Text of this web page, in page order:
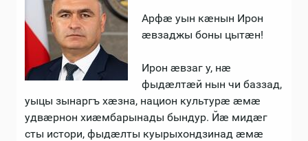
Арфæ уын кæнын Ирон
æвзаджы боны цытæн!
Ирон æвзаг у, нæ
фыдæлтæй нын чи баззад,
уыцы зынаргъ хæзна, национ культурæ æмæ
удвæрнон хиæмбарынады бындур. Йæ мидæг
сты истори, фыдæлты куырыхондзинад æмæ